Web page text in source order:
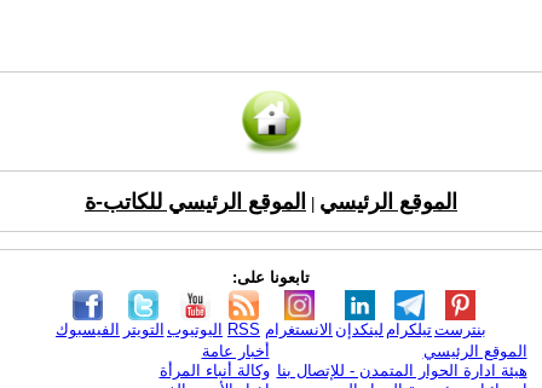
الموقع الرئيسي الموقع الرئيسي للكاتب-ة
تابعونا على:
الفيسبوك التويتر اليوتيوب RSS الانستغرام لينكدإن تيلكرامبنترست
الموقع الرئيسي
هيئة ادارة الحوار المتمدن - للإتصال بنا
أخبار عامة
وكالة أنباء المرأة